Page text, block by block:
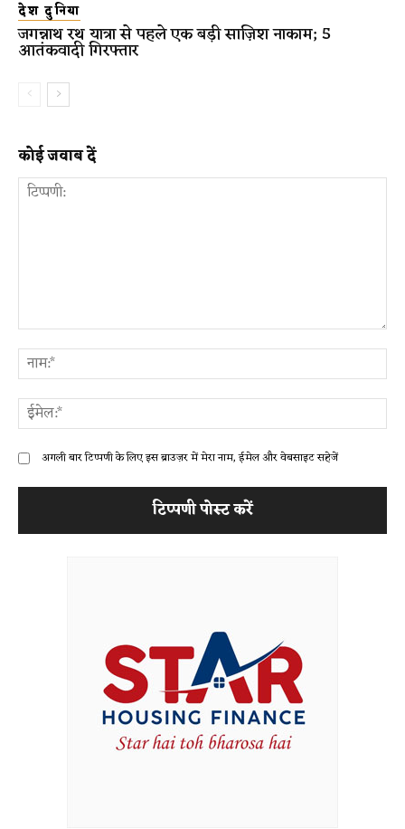
देश दुनिया
जगन्नाथ रथ यात्रा से पहले एक बड़ी साज़िश नाकाम; 5
आतंकवादी गिरफ्तार
कोई जवाब दें
अगली बार टिप्पणी के लिए इस ब्राउज़र में मेरा नाम, ईमेल और वेबसाइट सहेजें